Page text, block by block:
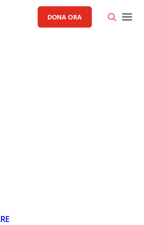
DONA ORA
PPMD: ALCUNI
SUI TRIAL